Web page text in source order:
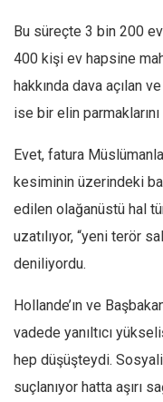
Bu süreçte 3 bin 200 ev
400 kişi ev hapsine
hakkında dava açılan
ise bir elin
Evet, fatura
kesiminin üzerindeki
edilen olağanüstü hal
uzatılıyor, “yeni terör
deniliyordu.
Hollande’ın ve
vadede yanıltıcı
hep düşüşteydi.
suçlanıyor hatta aşırı